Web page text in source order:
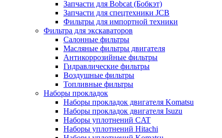
Запчасти для Bobcat (Бобкэт)
Запчасти для спецтехники JCB
Фильтры для импортной техники
Фильтра для экскаваторов
Салонные фильтры
Масляные фильтры двигателя
Антикоррозийные фильтры
Гидравлические фильтры
Воздушные фильтры
Топливные фильтры
Наборы прокладок
Наборы прокладок двигателя Komatsu
Наборы прокладок двигателя Isuzu
Наборы уплотнений CAT
Наборы уплотнений Hitachi